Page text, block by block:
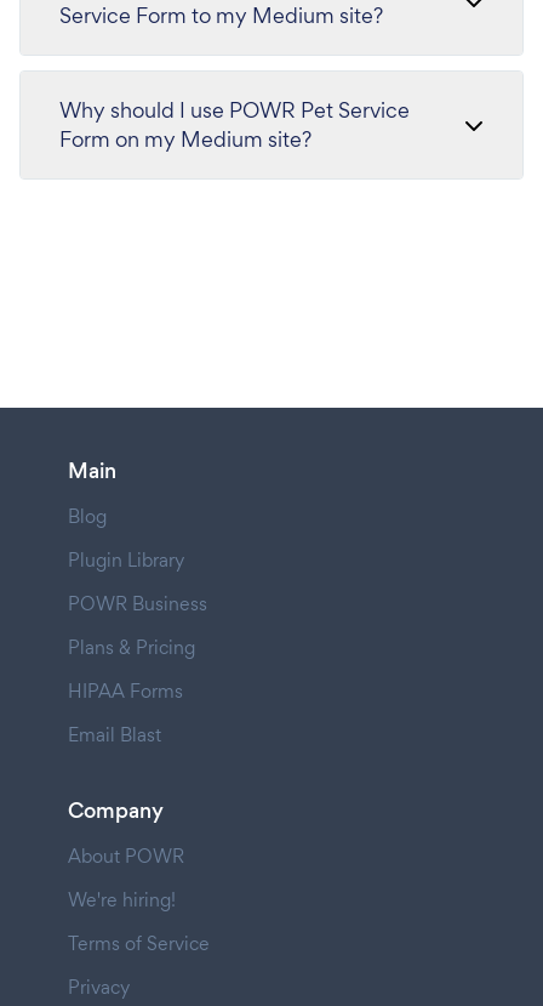
Service Form to my Medium site?
Why should I use POWR Pet Service
Form on my Medium site?
Main
Blog
Plugin Library
POWR Business
Plans & Pricing
HIPAA Forms
Email Blast
Company
About POWR
We're hiring!
Terms of Service
Privacy